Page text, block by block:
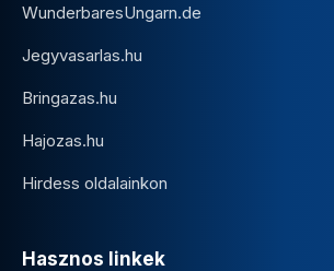
WunderbaresUngarn.de
Jegyvasarlas.hu
Bringazas.hu
Hajozas.hu
Hirdess oldalainkon
Hasznos linkek